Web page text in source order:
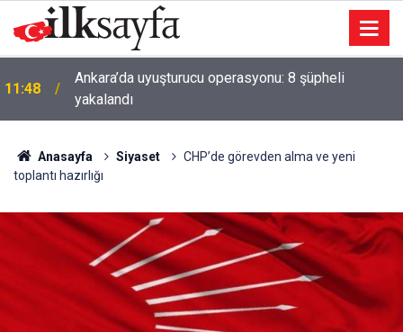
11:48
Ankara’da uyuşturucu operasyonu: 8 şüpheli
yakalandı
Anasayfa Siyaset
CHP’de görevden alma ve yeni
toplantı hazırlığı